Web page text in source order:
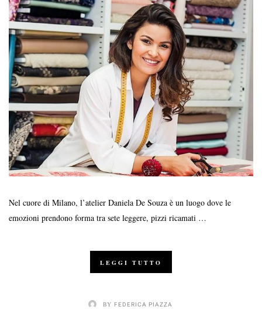
Nel cuore di Milano, l’atelier Daniela De Souza è un luogo dove le
emozioni prendono forma tra sete leggere, pizzi ricamati …
LEGGI TUTTO
BY FEDERICA PIAZZA